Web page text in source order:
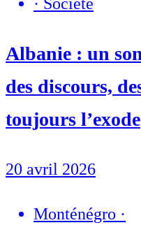
Albanie : un
des discours,
toujours l’exode
20 avril 2026
Monténégro ·